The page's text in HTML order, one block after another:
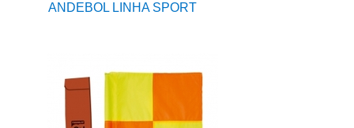
ANDEBOL LINHA SPORT